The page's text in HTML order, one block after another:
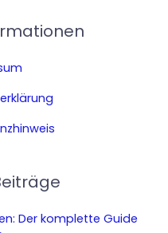
Der komplette Guide